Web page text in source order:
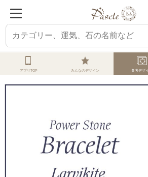
ホーム オーダーメイド 参考デザイン ラルビ
アプリTOP みんなのデザイン 参考デザ